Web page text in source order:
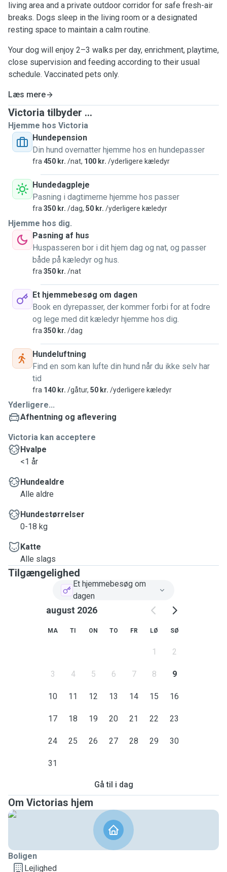
living area and a private outdoor corridor for safe fresh-air
breaks. Dogs sleep in the living room or a designated
resting space to maintain a calm routine.
Your dog will enjoy 2–3 walks per day, enrichment, playtime,
close supervision and feeding according to their usual
schedule. Vaccinated pets only.
Læs mere
Victoria tilbyder ...
Hjemme hos Victoria
Hundepension
Din hund overnatter hjemme hos en hundepasser
fra 450 kr. /nat, 100 kr. /yderligere kæledyr
Hundedagpleje
Pasning i dagtimerne hjemme hos passer
fra 350 kr. /dag, 50 kr. /yderligere kæledyr
Hjemme hos dig.
Pasning af hus
Huspasseren bor i dit hjem dag og nat, og passer
både på kæledyr og hus.
fra 350 kr. /nat
Et hjemmebesøg om dagen
Book en dyrepasser, der kommer forbi for at fodre
og lege med dit kæledyr hjemme hos dig.
fra 350 kr. /dag
Hundeluftning
Find en som kan lufte din hund når du ikke selv har
tid
fra 140 kr. /gåtur, 50 kr. /yderligere kæledyr
Yderligere...
Afhentning og aflevering
Victoria kan acceptere
Hvalpe
<1 år
Hundealdre
Alle aldre
Hundestørrelser
0-18 kg
Katte
Alle slags
Tilgængelighed
Et hjemmebesøg om
dagen
august 2026
MA TI ON TO FR LØ SØ
1 2
3 4 5 6 7 8 9
10 11 12 13 14 15 16
17 18 19 20 21 22 23
24 25 26 27 28 29 30
31
Gå til i dag
Om Victorias hjem
Boligen
Lejlighed